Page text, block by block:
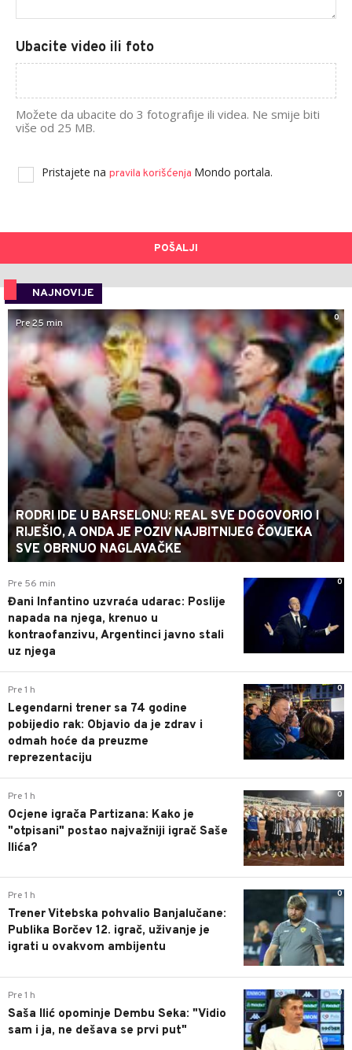
Ubacite video ili foto
Možete da ubacite do 3 fotografije ili videa. Ne smije biti
više od 25 MB.
Pristajete na pravila korišćenja Mondo portala.
POŠALJI
NAJNOVIJE
0
Pre 25 min
RODRI IDE U BARSELONU: REAL SVE DOGOVORIO I
RIJEŠIO, A ONDA JE POZIV NAJBITNIJEG ČOVJEKA
SVE OBRNUO NAGLAVAČKE
0
Pre 56 min
Đani Infantino uzvraća udarac: Poslije
napada na njega, krenuo u
kontraofanzivu, Argentinci javno stali
uz njega
0
Pre 1 h
Legendarni trener sa 74 godine
pobijedio rak: Objavio da je zdrav i
odmah hoće da preuzme
reprezentaciju
0
Pre 1 h
Ocjene igrača Partizana: Kako je
"otpisani" postao najvažniji igrač Saše
Ilića?
0
Pre 1 h
Trener Vitebska pohvalio Banjalučane:
Publika Borčev 12. igrač, uživanje je
igrati u ovakvom ambijentu
0
Pre 1 h
Saša Ilić opominje Dembu Seka: "Vidio
sam i ja, ne dešava se prvi put"